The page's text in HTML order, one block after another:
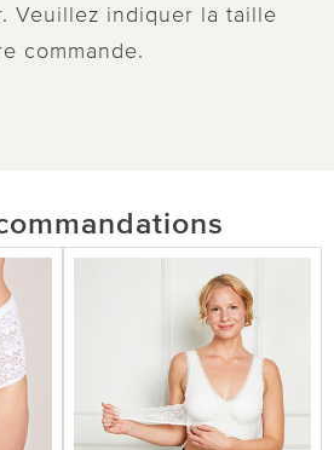
Veuillez indiquer la taille
commande.